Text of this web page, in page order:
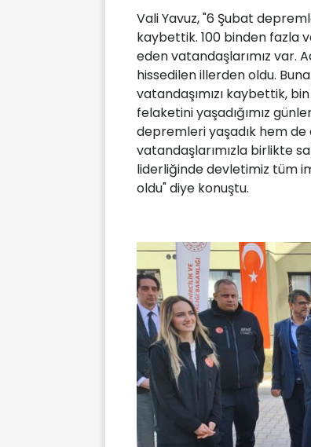
Vali Yavuz, "6 Şubat
kaybettik. 100 binden fazla
eden vatandaşlarımız var.
hissedilen illerden oldu.
vatandaşımızı kaybettik,
felaketini yaşadığımız
depremleri yaşadık hem de
vatandaşlarımızla birlikte
liderliğinde devletimiz tüm
oldu" diye konuştu.